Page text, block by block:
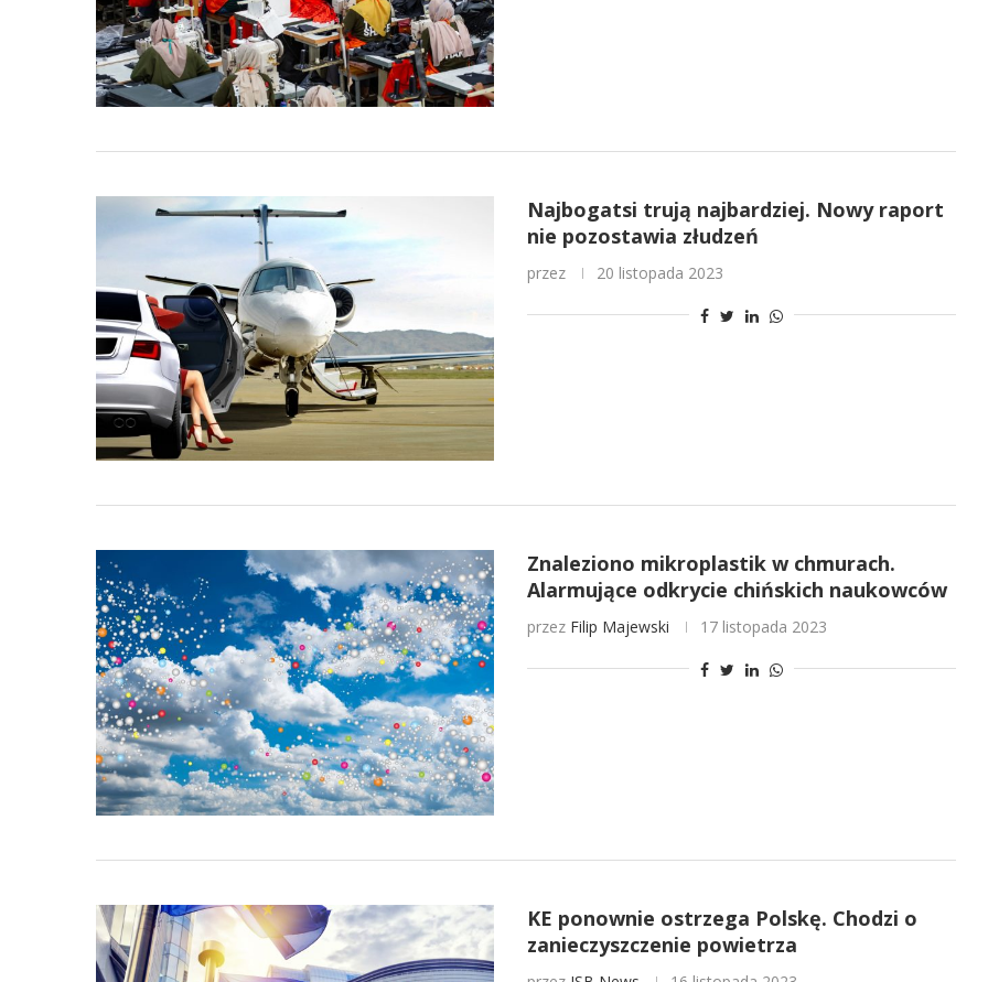
Najbogatsi trują najbardziej. Nowy raport
nie pozostawia złudzeń
przez 20 listopada 2023
Znaleziono mikroplastik w chmurach.
Alarmujące odkrycie chińskich naukowców
przez Filip Majewski 17 listopada 2023
KE ponownie ostrzega Polskę. Chodzi o
zanieczyszczenie powietrza